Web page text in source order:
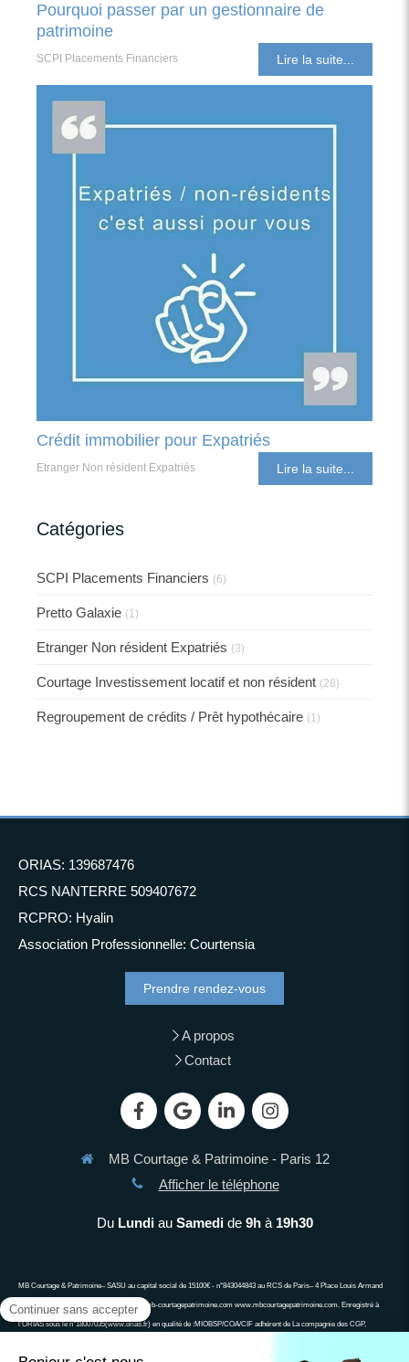
Pourquoi passer par un gestionnaire de
patrimoine
SCPI Placements Financiers Lire la suite...
Crédit immobilier pour Expatriés
Etranger Non résident Expatriés Lire la suite...
Catégories
SCPI Placements Financiers (6)
Pretto Galaxie (1)
Etranger Non résident Expatriés (3)
Courtage Investissement locatif et non résident (28)
Regroupement de crédits / Prêt hypothécaire (1)
ORIAS: 139687476
RCS NANTERRE 509407672
RCPRO: Hyalin
Association Professionnelle: Courtensia
Prendre rendez-vous
A propos
Contact
MB Courtage & Patrimoine - Paris 12
Afficher le téléphone
Du Lundiau Samedide 9hà 19h30
MB Courtage & Patrimoine– SASU au capital social de 15100€ - n°843044843 au RCS de Paris– 4 Place Louis Armand
75012 PARIS 06 13 90 63 34 demandes@mb-courtagepatrimoine.com www.mbcourtagepatrimoine.com. Enregistré à
l’ORIAS sous le n°18007035(www.orias.fr) en qualité de :MIOBSP/COA/CIF adhérent de La compagnie des CGP,